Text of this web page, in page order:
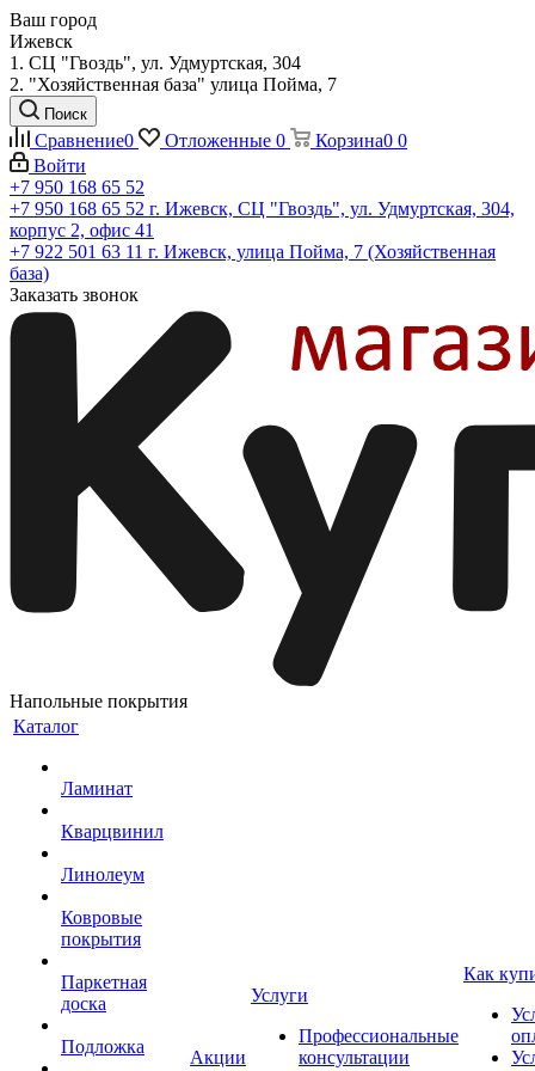
Ваш город
Ижевск
1. СЦ "Гвоздь", ул. Удмуртская, 304
2. "Хозяйственная база" улица Пойма, 7
Поиск
Сравнение0 Отложенные 0 Корзина0 0
Войти
+7 950 168 65 52
+7 950 168 65 52 г. Ижевск, СЦ "Гвоздь", ул. Удмуртская, 304,
корпус 2, офис 41
+7 922 501 63 11 г. Ижевск, улица Пойма, 7 (Хозяйственная
база)
Заказать звонок
Напольные покрытия
Каталог
Ламинат
Кварцвинил
Линолеум
Ковровые
покрытия
Паркетная
доска
Подложка
Акции
Услуги
Профессиональные
консультации
Как